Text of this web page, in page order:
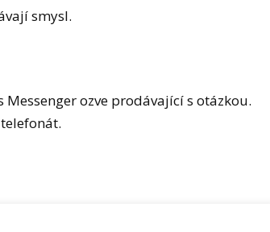
smysl.
Messenger ozve prodávající s otázkou.